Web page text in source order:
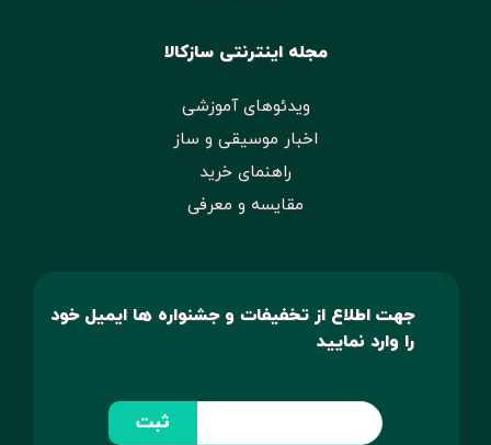
مجله اینترنتی سازکالا
ویدئوهای آموزشی
اخبار موسیقی و ساز
راهنمای خرید
مقایسه و معرفی
جهت اطلاع از تخفیفات و جشنواره ها ایمیل خود
را وارد نمایید
ثبت